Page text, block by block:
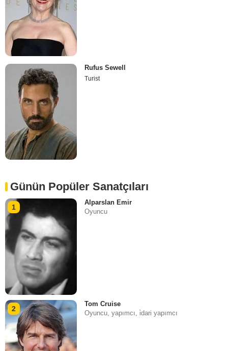
Rufus Sewell
Turist
Günün Popüler Sanatçıları
1
Alparslan Emir
Oyuncu
2
Tom Cruise
Oyuncu, yapımcı, i̇dari yapımcı